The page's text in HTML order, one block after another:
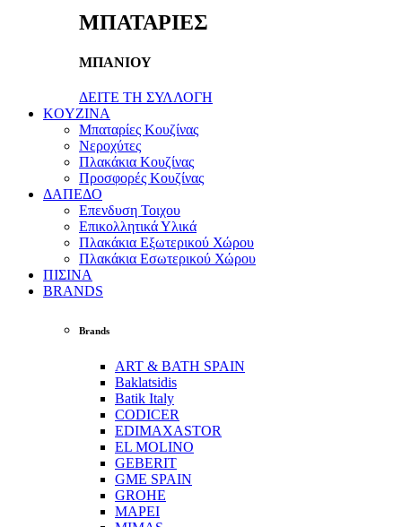
ΜΠΑΤΑΡΙΕΣ
ΜΠΑΝΙΟΥ
ΔΕΙΤΕ ΤΗ ΣΥΛΛΟΓΗ
KOYZINA
Μπαταρίες Κουζίνας
Νεροχύτες
Πλακάκια Κουζίνας
Προσφορές Κουζίνας
ΔΑΠΕΔΟ
Επενδυση Τοιχου
Επικολλητικά Υλικά
Πλακάκια Εξωτερικού Χώρου
Πλακάκια Εσωτερικού Χώρου
ΠΙΣΙΝΑ
BRANDS
Brands
ART & BATH SPAIN
Baklatsidis
Batik Italy
CODICER
EDIMAXASTOR
EL MOLINO
GEBERIT
GME SPAIN
GROHE
MAPEI